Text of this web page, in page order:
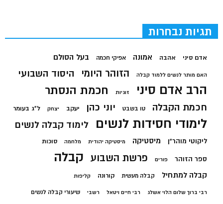
תגיות נבחרות
אדם סיני אהבה אמונה אפיקי חכמה בעל הסולם
האם מותר לנשים ללמוד קבלה הזוהר היומי היסוד השבועי
הרב אדם סיני זוגיות חכמת הנסתר
חכמת הקבלה טו בשבט יוני כהן יעקב יצחק ל"ג בעומר
לימודי חסידות לנשים לימוד קבלה לנשים
ליקוטי מוהר"ן מיסטיקה מיסטיקה יהודית מלחמה סוכות
ספר הזוהר פורים פרשת השבוע קבלה
קבלה למתחיל קבלה מעשית קורונה קליפות
רבי ברוך שלום הלוי אשלג רבי חיים ויטאל רשבי שיעורי קבלה לנשים